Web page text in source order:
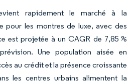
rapidement le marché à la
pour les montres de luxe, avec des
est projetée à un CAGR de 7,85 %
Une population aisée en
au crédit et la présence croissante
les centres urbains alimentent la